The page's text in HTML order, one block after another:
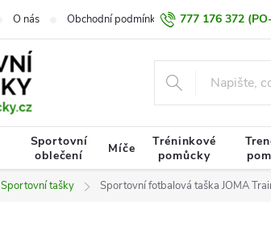
777 176 372
O nás Obchodní podmínky Zásady
Sportovní
oblečení
Míče
Tréninkové
pomůcky
Sportovní tašky Sportovní fotbalová taška JOMA